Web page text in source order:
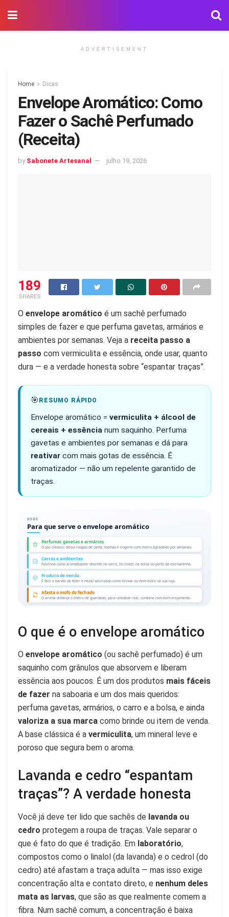
ADVERTISEMENT
Home Dicas
Envelope Aromático: Como
Fazer o Sachê Perfumado
(Receita)
by Sabonete Artesanal julho 19, 2026
189
SHARES
O envelope aromático é um sachê perfumado
simples de fazer e que perfuma gavetas, armários e
ambientes por semanas. Veja a receita passo a
passo com vermiculita e essência, onde usar, quanto
dura — e a verdade honesta sobre “espantar traças”.
🎯 RESUMO RÁPIDO
Envelope aromático = vermiculita + álcool de
cereais + essência num saquinho. Perfuma
gavetas e ambientes por semanas e dá para
reativar com mais gotas de essência. É
aromatizador — não um repelente garantido de
traças.
USOS
Para que serve o envelope aromático
Perfumar gavetas e armários
O uso clássico: deixa roupas de cama, toalhas e lingerie com cheiro agradável por semanas.
Carros e ambientes
Funciona como aromatizador discreto no carro, no closet, na bolsa ou perto da escrivaninha.
Produto de venda
É fácil e barato de fazer e muito valorizado como brinde ou item extra na sua loja.
Afasta o mofo do fechado
O aroma disfarça o cheiro de guardado; para umidade real, combine com bom arejamento.
O que é o envelope aromático
O envelope aromático (ou sachê perfumado) é um
saquinho com grânulos que absorvem e liberam
essência aos poucos. É um dos produtos mais fáceis
de fazer na saboaria e um dos mais queridos:
perfuma gavetas, armários, o carro e a bolsa, e ainda
valoriza a sua marca como brinde ou item de venda.
A base clássica é a vermiculita, um mineral leve e
poroso que segura bem o aroma.
Lavanda e cedro “espantam
traças”? A verdade honesta
Você já deve ter lido que sachês de lavanda ou
cedro protegem a roupa de traças. Vale separar o
que é fato do que é tradição. Em laboratório,
compostos como o linalol (da lavanda) e o cedrol (do
cedro) até afastam a traça adulta — mas isso exige
concentração alta e contato direto, e nenhum deles
mata as larvas, que são as que realmente comem a
fibra. Num sachê comum, a concentração é baixa